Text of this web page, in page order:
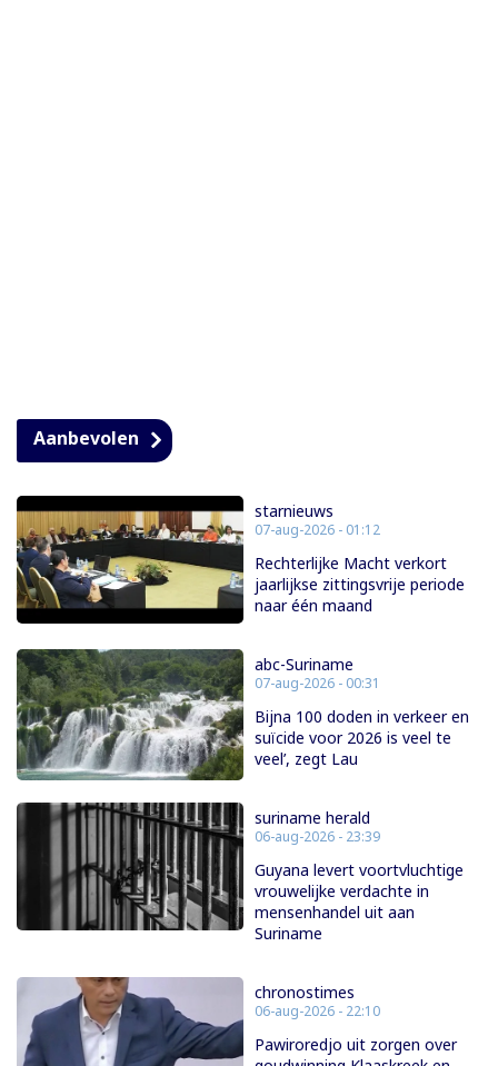
Aanbevolen
starnieuws
07-aug-2026 - 01:12
Rechterlijke Macht verkort
jaarlijkse zittingsvrije periode
naar één maand
abc-Suriname
07-aug-2026 - 00:31
Bijna 100 doden in verkeer en
suïcide voor 2026 is veel te
veel’, zegt Lau
suriname herald
06-aug-2026 - 23:39
Guyana levert voortvluchtige
vrouwelijke verdachte in
mensenhandel uit aan
Suriname
chronostimes
06-aug-2026 - 22:10
Pawiroredjo uit zorgen over